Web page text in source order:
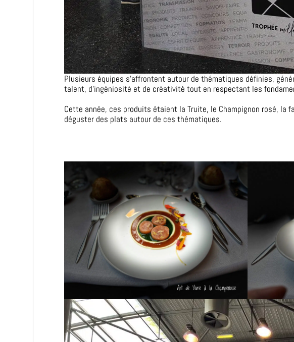
Plusieurs équipes s’affrontent autour de thématiques définies,
talent, d’ingéniosité et de créativité tout en respectant les
Cette année, ces produits étaient la Truite, le Champignon rosé, la
déguster des plats autour de ces thématiques.